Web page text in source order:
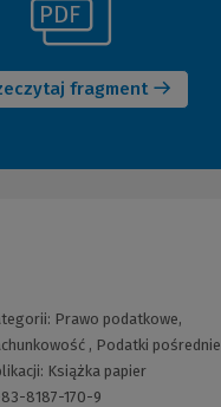
fragment
(Nowe
okno)
(Link
do
innej
strony)
Prawo podatkowe,
, Podatki pośrednie
Książka papier
8187-170-9